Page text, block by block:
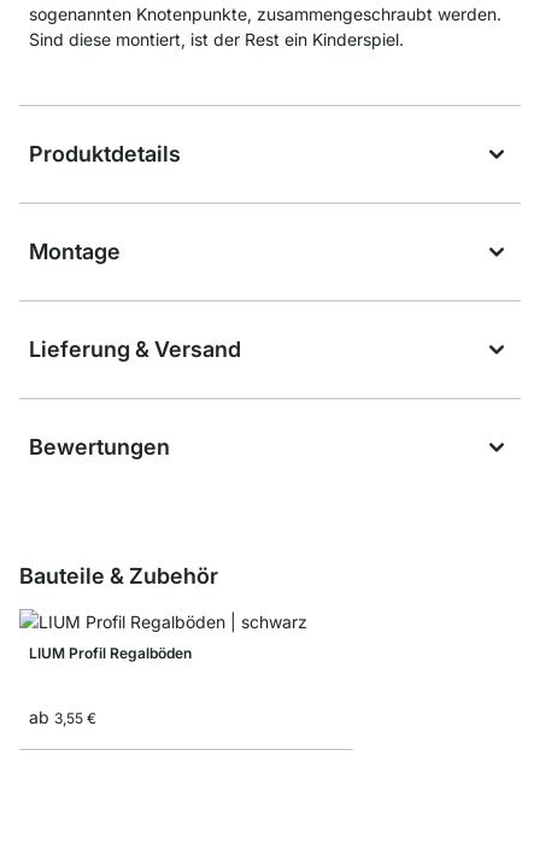
sogenannten Knotenpunkte, zusammengeschraubt werden.
Sind diese montiert, ist der Rest ein Kinderspiel.
Produktdetails
Montage
Lieferung & Versand
Bewertungen
Bauteile & Zubehör
LIUM Profil Regalböden
ab 3,55 €